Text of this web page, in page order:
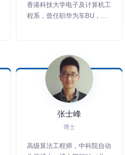
华社、AAAS、泰晤士报广泛
报道；曾获得IEEE TRO
SSRR 2016最佳论文奖、浙
江大学信息学部2021青年创
新奖等、国际空中机器人大赛
冠军、RoboMaster高校人工
智能挑战赛亚军等荣誉。
香港科技大学电子及计算机工
程系，曾任职华为车BU，致
ICRA等机器人领域顶级期刊
和会议上发表高质量论文十余
篇。曾以华为“天才少年”身
份，在华为车BU担任预测领
域技术专家，作为核心贡献者
参与打造了华为ADS1.0以及
ADS2.0智能驾驶系统，贡献
案，并实现在北汽极狐、长安
张士峰
博士
高级算法工程师，中科院自动